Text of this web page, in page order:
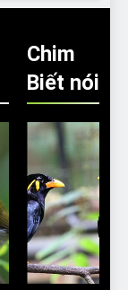
Chim
Biết nói